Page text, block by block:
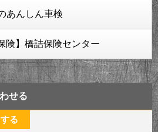
あんしん車検
険】橋詰保険センター
せる
る